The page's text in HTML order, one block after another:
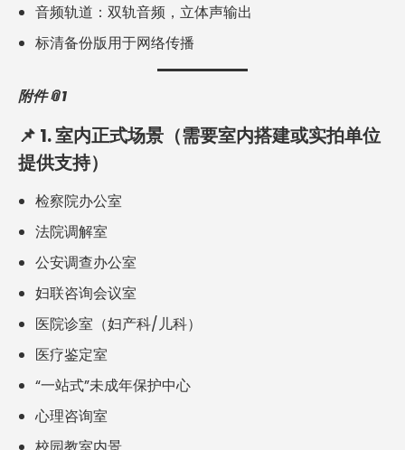
音频轨道：双轨音频，立体声输出
标清备份版用于网络传播
附件📎1
📌 1. 室内正式场景（需要室内搭建或实拍单位
提供支持）
检察院办公室
法院调解室
公安调查办公室
妇联咨询会议室
医院诊室（妇产科/儿科）
医疗鉴定室
“一站式”未成年保护中心
心理咨询室